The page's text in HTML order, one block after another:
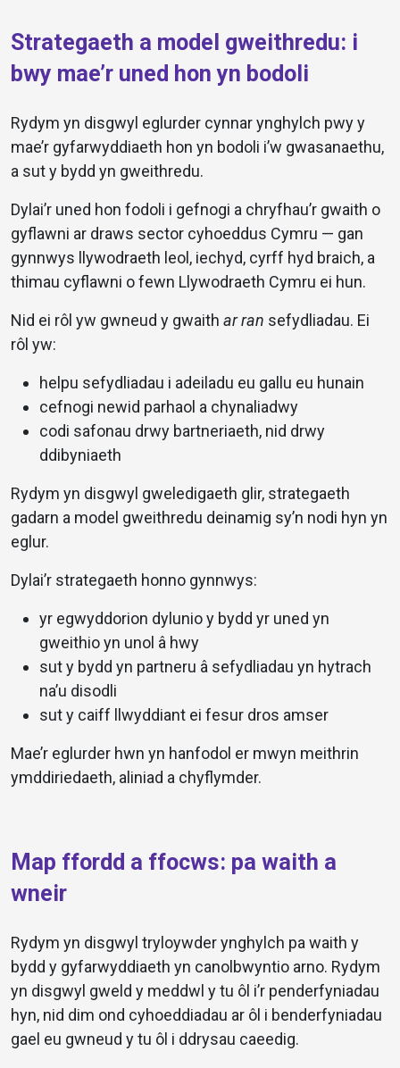
Strategaeth a model gweithredu: i
bwy mae’r uned hon yn bodoli
Rydym yn disgwyl eglurder cynnar ynghylch pwy y
mae’r gyfarwyddiaeth hon yn bodoli i’w gwasanaethu,
a sut y bydd yn gweithredu.
Dylai’r uned hon fodoli i gefnogi a chryfhau’r gwaith o
gyflawni ar draws sector cyhoeddus Cymru — gan
gynnwys llywodraeth leol, iechyd, cyrff hyd braich, a
thimau cyflawni o fewn Llywodraeth Cymru ei hun.
Nid ei rôl yw gwneud y gwaith ar ran sefydliadau. Ei
rôl yw:
helpu sefydliadau i adeiladu eu gallu eu hunain
cefnogi newid parhaol a chynaliadwy
codi safonau drwy bartneriaeth, nid drwy
ddibyniaeth
Rydym yn disgwyl gweledigaeth glir, strategaeth
gadarn a model gweithredu deinamig sy’n nodi hyn yn
eglur.
Dylai’r strategaeth honno gynnwys:
yr egwyddorion dylunio y bydd yr uned yn
gweithio yn unol â hwy
sut y bydd yn partneru â sefydliadau yn hytrach
na’u disodli
sut y caiff llwyddiant ei fesur dros amser
Mae’r eglurder hwn yn hanfodol er mwyn meithrin
ymddiriedaeth, aliniad a chyflymder.
Map ffordd a ffocws: pa waith a
wneir
Rydym yn disgwyl tryloywder ynghylch pa waith y
bydd y gyfarwyddiaeth yn canolbwyntio arno. Rydym
yn disgwyl gweld y meddwl y tu ôl i’r penderfyniadau
hyn, nid dim ond cyhoeddiadau ar ôl i benderfyniadau
gael eu gwneud y tu ôl i ddrysau caeedig.